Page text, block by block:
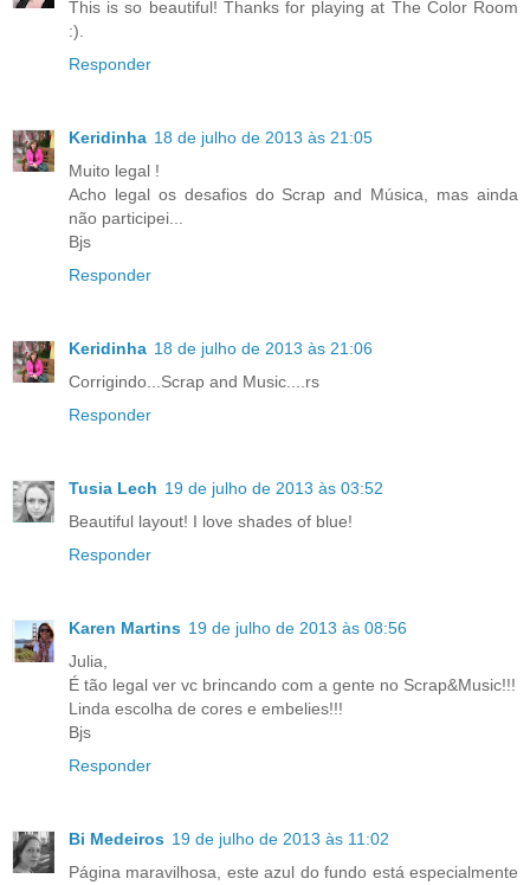
This is so beautiful! Thanks for playing at The Color Room
:).
Responder
Keridinha 18 de julho de 2013 às 21:05
Muito legal !
Acho legal os desafios do Scrap and Música, mas ainda
não participei...
Bjs
Responder
Keridinha 18 de julho de 2013 às 21:06
Corrigindo...Scrap and Music....rs
Responder
Tusia Lech 19 de julho de 2013 às 03:52
Beautiful layout! I love shades of blue!
Responder
Karen Martins 19 de julho de 2013 às 08:56
Julia,
É tão legal ver vc brincando com a gente no Scrap&Music!!!
Linda escolha de cores e embelies!!!
Bjs
Responder
Bi Medeiros 19 de julho de 2013 às 11:02
Página maravilhosa, este azul do fundo está especialmente